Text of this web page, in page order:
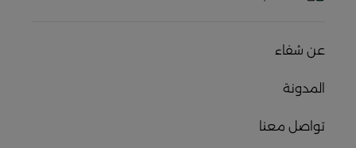
عن شفاء
المدونة
تواصل معنا